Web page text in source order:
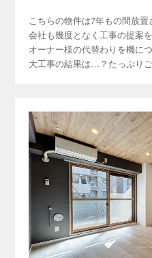
こちらの物件は7年もの間放
会社も幾度となく工事の提案
オーナー様の代替わりを機に
大工事の結果は…？たっぷり